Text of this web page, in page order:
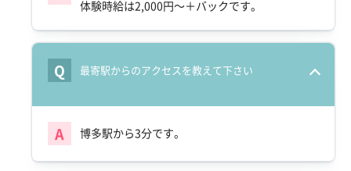
体験時給は2,000円～＋バックです。
Q 最寄駅からのアクセスを教えて下さい
A 博多駅から3分です。